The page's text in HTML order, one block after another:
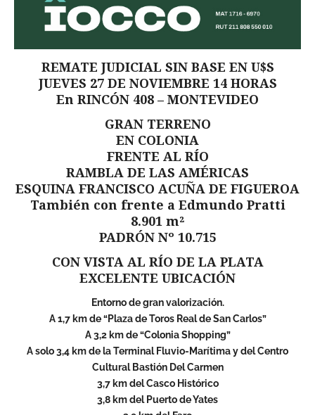
REMATE JUDICIAL SIN BASE EN U$S
JUEVES 27 DE NOVIEMBRE 14 HORAS
En RINCÓN 408 – MONTEVIDEO
GRAN TERRENO
EN COLONIA
FRENTE AL RÍO
RAMBLA DE LAS AMÉRICAS
ESQUINA FRANCISCO ACUÑA DE FIGUEROA
También con frente a Edmundo Pratti
8.901 m²
PADRÓN Nº 10.715
CON VISTA AL RÍO DE LA PLATA
EXCELENTE UBICACIÓN
Entorno de gran valorización.
A 1,7 km de “Plaza de Toros Real de San Carlos”
A 3,2 km de “Colonia Shopping”
A solo 3,4 km de la Terminal Fluvio-Marítima y del Centro
Cultural Bastión Del Carmen
3,7 km del Casco Histórico
3,8 km del Puerto de Yates